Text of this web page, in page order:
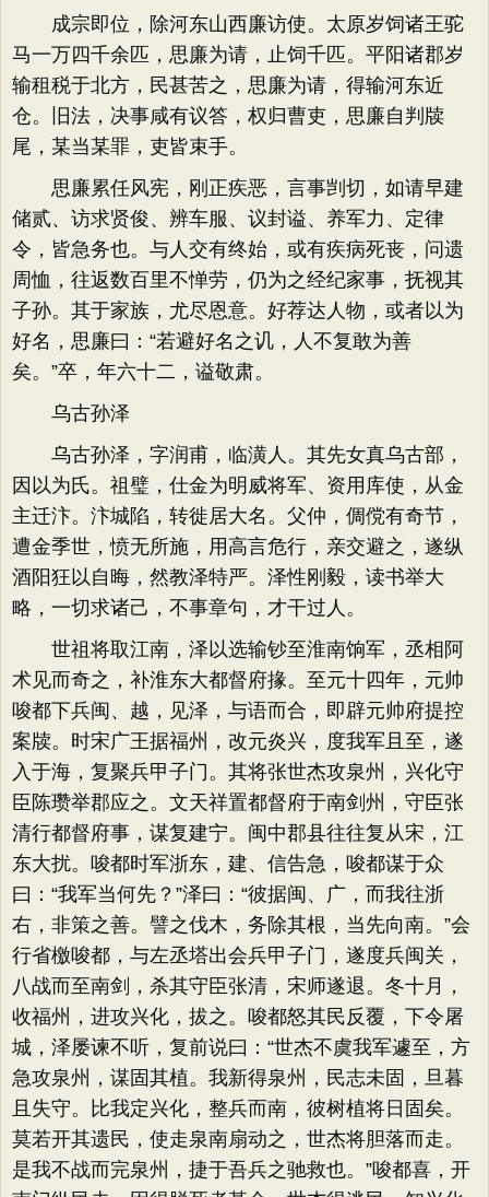
成宗即位，除河东山西廉访使。太原岁饲诸王驼
马一万四千余匹，思廉为请，止饲千匹。平阳诸郡岁
输租税于北方，民甚苦之，思廉为请，得输河东近
仓。旧法，决事咸有议答，权归曹吏，思廉自判牍
尾，某当某罪，吏皆束手。
思廉累任风宪，刚正疾恶，言事剀切，如请早建
储贰、访求贤俊、辨车服、议封谥、养军力、定律
令，皆急务也。与人交有终始，或有疾病死丧，问遗
周恤，往返数百里不惮劳，仍为之经纪家事，抚视其
子孙。其于家族，尤尽恩意。好荐达人物，或者以为
好名，思廉曰：“若避好名之讥，人不复敢为善
矣。”卒，年六十二，谥敬肃。
乌古孙泽
乌古孙泽，字润甫，临潢人。其先女真乌古部，
因以为氏。祖璧，仕金为明威将军、资用库使，从金
主迁汴。汴城陷，转徙居大名。父仲，倜傥有奇节，
遭金季世，愤无所施，用高言危行，亲交避之，遂纵
酒阳狂以自晦，然教泽特严。泽性刚毅，读书举大
略，一切求诸己，不事章句，才干过人。
世祖将取江南，泽以选输钞至淮南饷军，丞相阿
术见而奇之，补淮东大都督府掾。至元十四年，元帅
唆都下兵闽、越，见泽，与语而合，即辟元帅府提控
案牍。时宋广王据福州，改元炎兴，度我军且至，遂
入于海，复聚兵甲子门。其将张世杰攻泉州，兴化守
臣陈瓒举郡应之。文天祥置都督府于南剑州，守臣张
清行都督府事，谋复建宁。闽中郡县往往复从宋，江
东大扰。唆都时军浙东，建、信告急，唆都谋于众
曰：“我军当何先？”泽曰：“彼据闽、广，而我往浙
右，非策之善。譬之伐木，务除其根，当先向南。”会
行省檄唆都，与左丞塔出会兵甲子门，遂度兵闽关，
八战而至南剑，杀其守臣张清，宋师遂退。冬十月，
收福州，进攻兴化，拔之。唆都怒其民反覆，下令屠
城，泽屡谏不听，复前说曰：“世杰不虞我军遽至，方
急攻泉州，谋固其植。我新得泉州，民志未固，旦暮
且失守。比我定兴化，整兵而南，彼树植将日固矣。
莫若开其遗民，使走泉南扇动之，世杰将胆落而走。
是我不战而完泉州，捷于吾兵之驰救也。”唆都喜，开